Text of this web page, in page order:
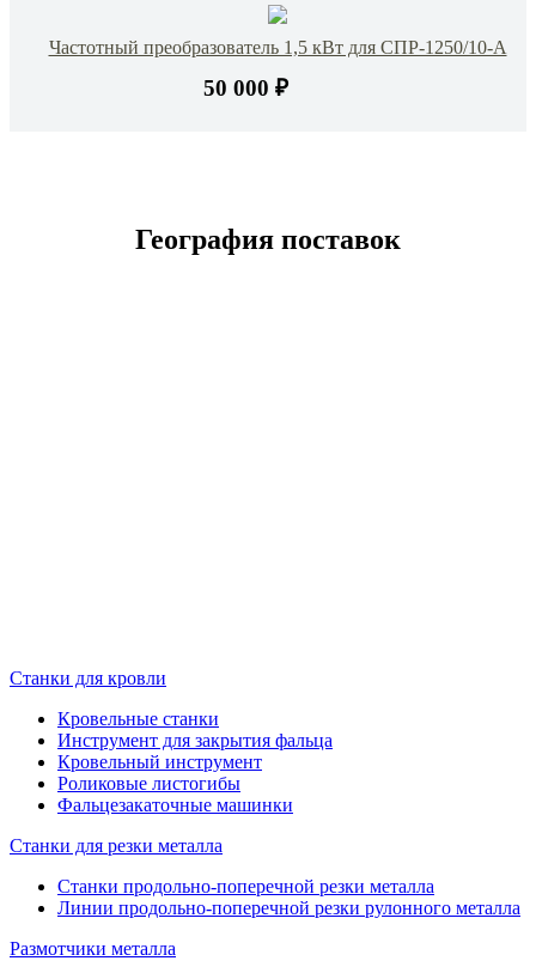
Частотный преобразователь 1,5 кВт для СПР-1250/10-А
50 000 ₽
География поставок
Станки для кровли
Кровельные станки
Инструмент для закрытия фальца
Кровельный инструмент
Роликовые листогибы
Фальцезакаточные машинки
Станки для резки металла
Станки продольно-поперечной резки металла
Линии продольно-поперечной резки рулонного металла
Размотчики металла